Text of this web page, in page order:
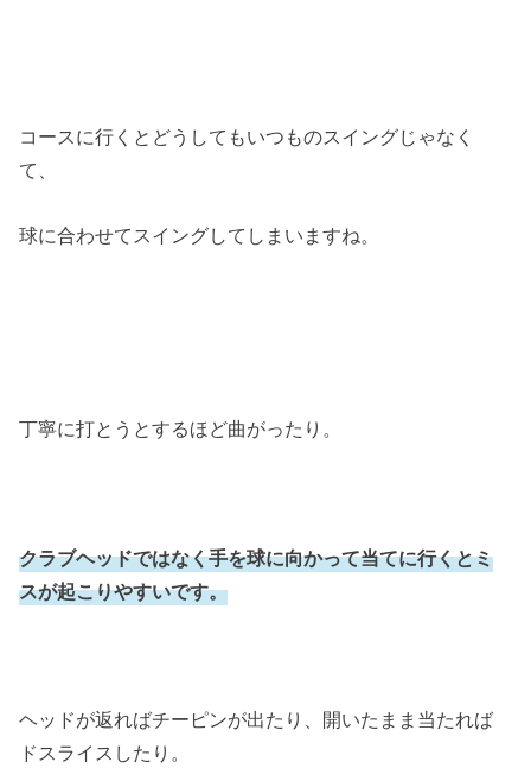
コースに行くとどうしてもいつものスイングじゃなく
て、
球に合わせてスイングしてしまいますね。
丁寧に打とうとするほど曲がったり。
クラブヘッドではなく手を球に向かって当てに行くとミ
スが起こりやすいです。
ヘッドが返ればチーピンが出たり、開いたまま当たれば
ドスライスしたり。